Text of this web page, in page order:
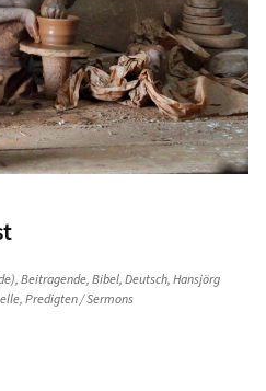
,Beitragende,Bibel,Deutsch,Hansjörg
,Predigten / Sermons